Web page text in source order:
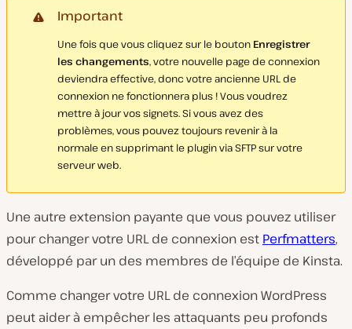
Important
Une fois que vous cliquez sur le bouton Enregistrer
les changements, votre nouvelle page de connexion
deviendra effective, donc votre ancienne URL de
connexion ne fonctionnera plus ! Vous voudrez
mettre à jour vos signets. Si vous avez des
problèmes, vous pouvez toujours revenir à la
normale en supprimant le plugin via SFTP sur votre
serveur web.
Une autre extension payante que vous pouvez utiliser
pour changer votre URL de connexion est Perfmatters,
développé par un des membres de l’équipe de Kinsta.
Comme changer votre URL de connexion WordPress
peut aider à empêcher les attaquants peu profonds